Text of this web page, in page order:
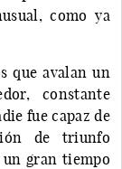
como ya
que avalan un
constante
fue capaz de
de triunfo
gran tiempo